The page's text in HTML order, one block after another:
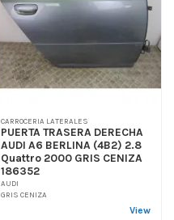
CARROCERIA LATERALES
PUERTA TRASERA DERECHA
AUDI A6 BERLINA (4B2) 2.8
Quattro 2000 GRIS CENIZA
186352
AUDI
GRIS CENIZA
View